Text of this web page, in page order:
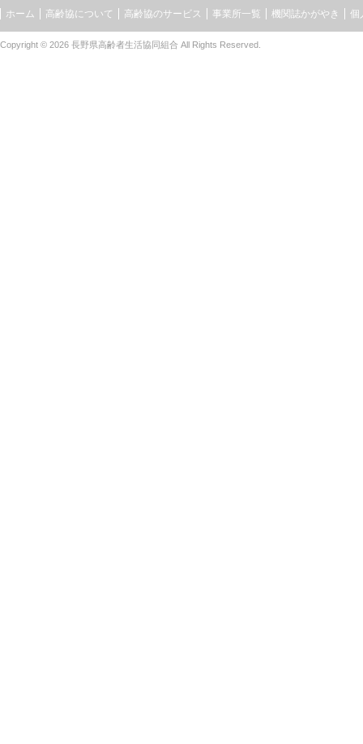
ホーム 高齢協について 高齢協のサービス 事業所一覧 機関誌かがやき 個
Copyright © 2026 長野県高齢者生活協同組合 All Rights Reserved.